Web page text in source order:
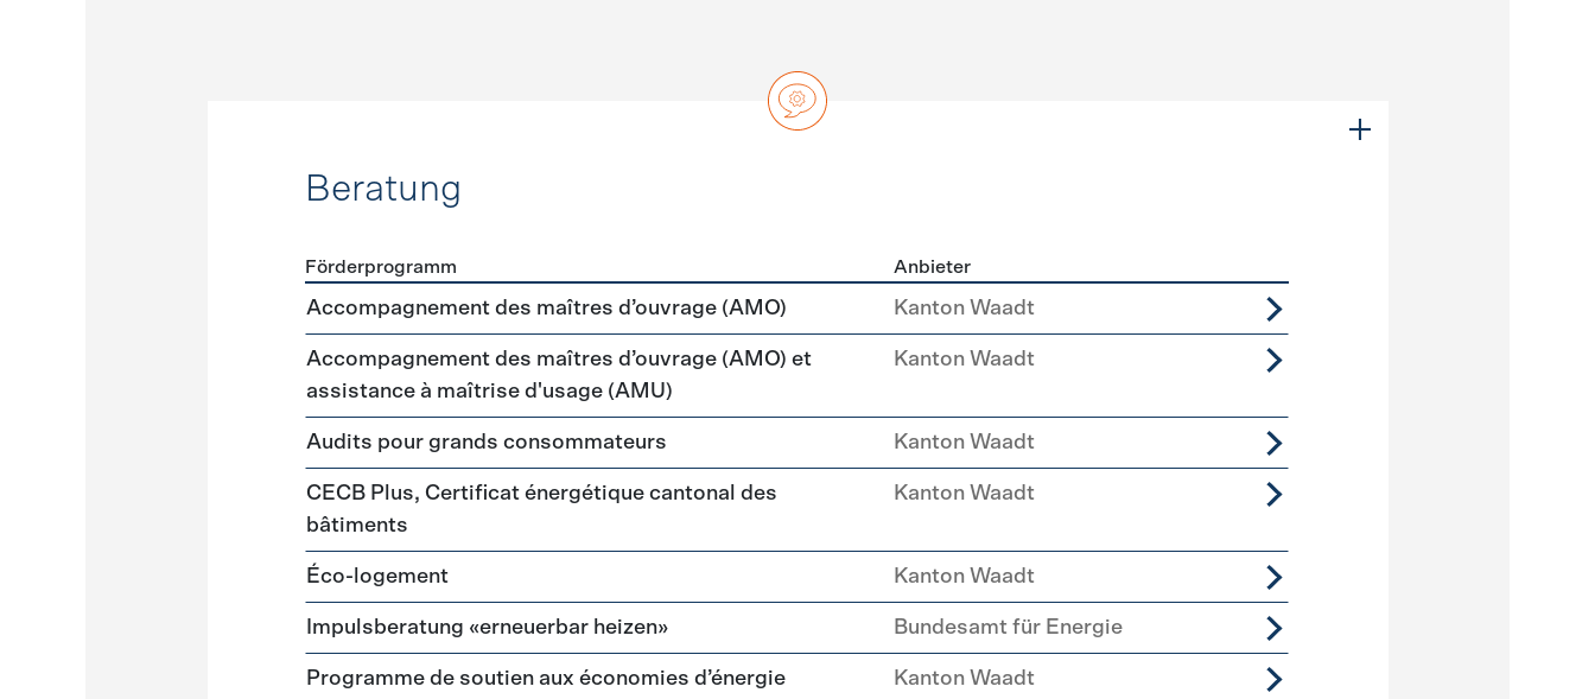
Beratung
Förderprogramme Beratung
Förderprogramm Anbieter
Accompagnement des maîtres d’ouvrage (AMO) Kanton Waadt
Accompagnement des maîtres d’ouvrage (AMO) et
assistance à maîtrise d'usage (AMU)
Kanton Waadt
Audits pour grands consommateurs Kanton Waadt
CECB Plus, Certificat énergétique cantonal des
bâtiments
Kanton Waadt
Éco-logement Kanton Waadt
Impulsberatung «erneuerbar heizen» Bundesamt für Energie
Programme de soutien aux économies d’énergie
Kanton Waadt